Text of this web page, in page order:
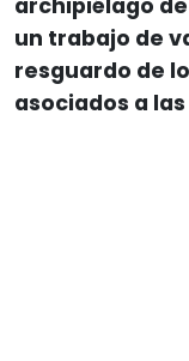
archipiélago
un trabajo de
resguardo de
asociados a